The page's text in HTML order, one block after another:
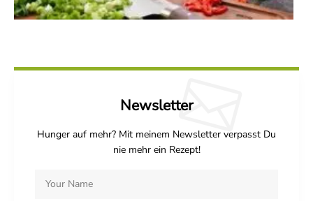
Newsletter
Hunger auf mehr? Mit meinem Newsletter verpasst Du
nie mehr ein Rezept!